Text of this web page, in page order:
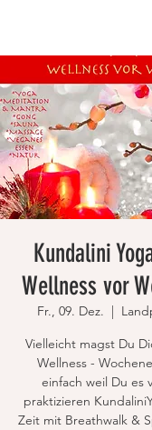
Kundalini
Wellness vor
Fr., 09. Dez.
  |
Vielleicht magst Du
Wellness -
einfach weil Du es
praktizieren
Zeit mit Breathwalk &